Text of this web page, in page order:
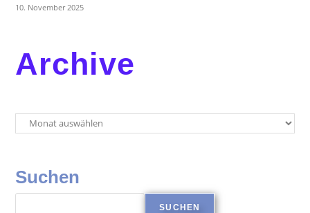
10. November 2025
Archive
Suchen
SUCHEN